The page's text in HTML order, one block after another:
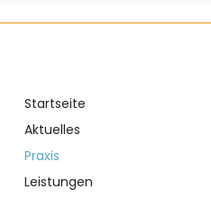
Startseite
Aktuelles
Praxis
Leistungen